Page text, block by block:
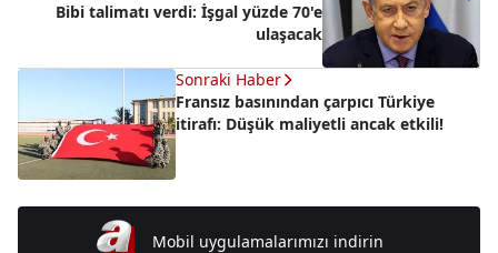
Bibi talimatı verdi: İşgal yüzde 70'e
ulaşacak
Sonraki Haber
Fransız basınından çarpıcı Türkiye
itirafı: Düşük maliyetli ancak etkili!
Mobil uygulamalarımızı indirin